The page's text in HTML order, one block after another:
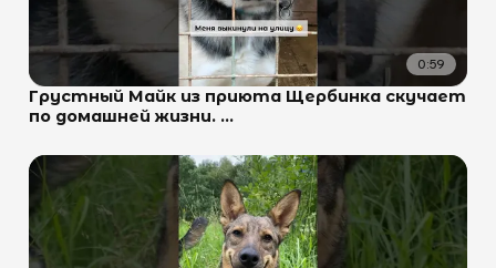
0:59
Грустный Майк из приюта Щербинка скучает
по домашней жизни. ...